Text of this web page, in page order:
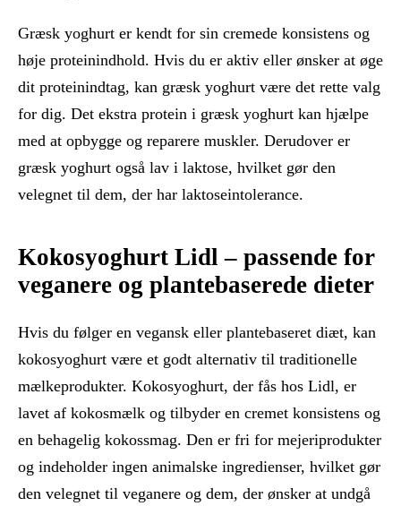
Græsk yoghurt er kendt for sin cremede konsistens og
høje proteinindhold. Hvis du er aktiv eller ønsker at øge
dit proteinindtag, kan græsk yoghurt være det rette valg
for dig. Det ekstra protein i græsk yoghurt kan hjælpe
med at opbygge og reparere muskler. Derudover er
græsk yoghurt også lav i laktose, hvilket gør den
velegnet til dem, der har laktoseintolerance.
Kokosyoghurt Lidl – passende for
veganere og plantebaserede dieter
Hvis du følger en vegansk eller plantebaseret diæt, kan
kokosyoghurt være et godt alternativ til traditionelle
mælkeprodukter. Kokosyoghurt, der fås hos Lidl, er
lavet af kokosmælk og tilbyder en cremet konsistens og
en behagelig kokossmag. Den er fri for mejeriprodukter
og indeholder ingen animalske ingredienser, hvilket gør
den velegnet til veganere og dem, der ønsker at undgå